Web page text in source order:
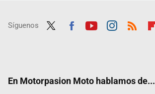
Síguenos
En Motorpasion Moto hablamos de...